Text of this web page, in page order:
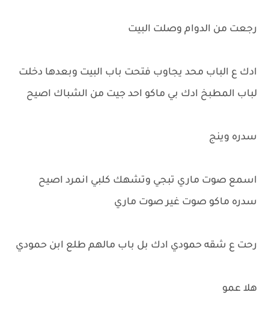
رجعت من الدوام وصلت البيت
ادك ع الباب محد يجاوب فتحت باب البيت وبعدها دخلت
لباب المطبخ ادك بي ماكو احد جيت من الشباك اصيح
سدره وينج
اسمع صوت ماري تبجي وتشهك كلبي انمرد اصيح
سدره ماكو صوت غير صوت ماري
رحت ع شقه حمودي ادك بل باب مالهم طلع ابن حمودي
هلا عمو